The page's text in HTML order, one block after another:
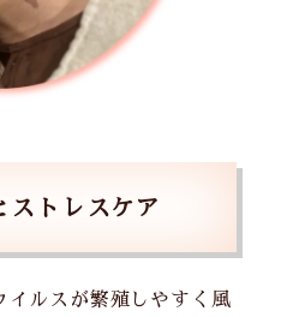
ストレスケア
ルスが繁殖しやすく風